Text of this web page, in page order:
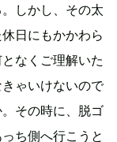
しかし、その太
日にもかかわら
なくご理解いた
ゃいけないので
その時に、脱ゴ
ち側へ行こうと